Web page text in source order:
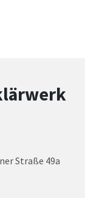
Straße 49a